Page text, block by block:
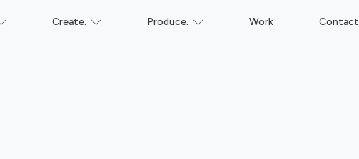
Create. Produce. Work Contact